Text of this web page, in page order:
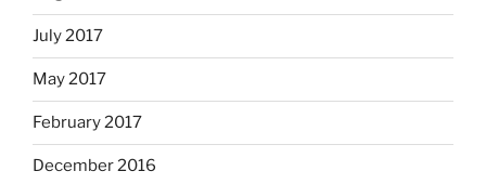
July 2017
May 2017
February 2017
December 2016